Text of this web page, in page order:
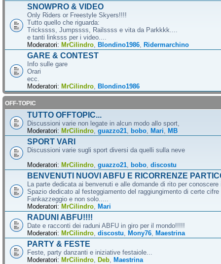
SNOWPRO & VIDEO
Only Riders or Freestyle Skyers!!!!
Tutto quello che riguarda:
Trickssss, Jumpssss, Railssss e vita da Parkkkk....
e tanti linksss per i video....
Moderatori: MrCilindro Blondino1986 Ridermarchino
GARE & CONTEST
Info sulle gare
Orari
ecc.
Moderatori: MrCilindro Blondino1986
OFF-TOPIC
TUTTO OFFTOPIC...
Discussioni varie non legate in alcun modo allo sport,
Moderatori: MrCilindro guazzo21 bobo Mari MB
SPORT VARI
Discussioni varie sugli sport diversi da quelli sulla neve
Moderatori: MrCilindro guazzo21 bobo discostu
BENVENUTI NUOVI ABFU E RICORRENZE
La parte dedicata ai benvenuti e alle domande di rito per
Spazio dedicato al festeggiamento del raggiungimento di certe cifre
Fankazzeggio e non solo.....
Moderatori: MrCilindro Mari
RADUNI ABFU!!!!
Date e racconti dei raduni ABFU in giro per il mondo!!!!!
Moderatori: MrCilindro discostu Mony76 Maestrina
PARTY & FESTE
Feste, party danzanti e iniziative festaiole...
Moderatori: MrCilindro Deb Maestrina